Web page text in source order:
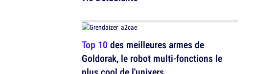
Top 10 des meilleures armes de
Goldorak, le robot multi-fonctions le